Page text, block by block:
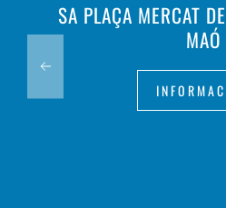
SA PLAÇA MERCAT
MAÓ